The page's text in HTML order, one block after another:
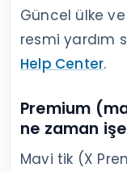
Güncel ülke
resmi yardım
Help Center.
Premium
ne zaman
Mavi tik (X